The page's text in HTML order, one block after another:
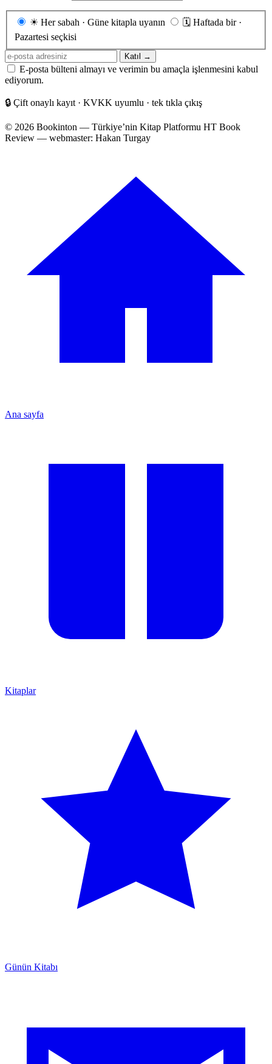
Gönderim
☀ Her sabah · Güne kitapla uyanın 🗓 Haftada bir ·
Pazartesi seçkisi
E-
posta
adresiniz
Katıl →
E-posta bülteni almayı ve verimin bu amaçla işlenmesini kabul
ediyorum.
🔒 Çift onaylı kayıt · KVKK uyumlu · tek tıkla çıkış
© 2026 Bookinton — Türkiye’nin Kitap Platformu HT Book
Review — webmaster: Hakan Turgay
Ana sayfa
Kitaplar
Günün Kitabı